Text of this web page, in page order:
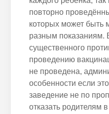
повторно
которых может быть
разным показаниям.
существенного
проведению
не проведена,
особенности если
заведение не по
отказать родителям